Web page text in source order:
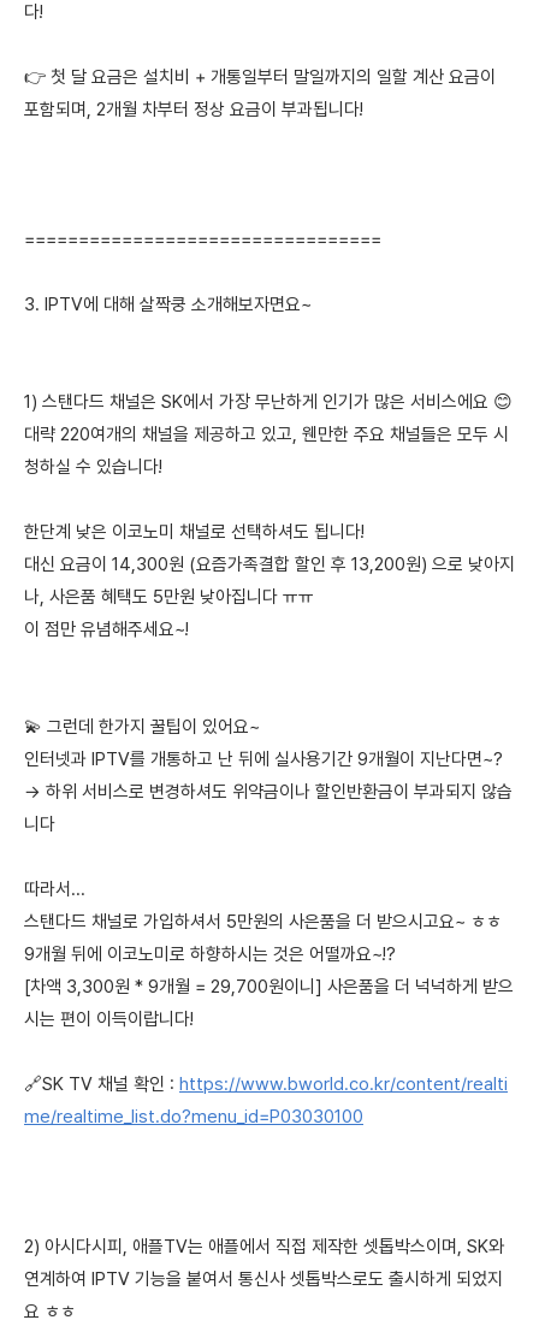
다!
👉 첫 달 요금은 설치비 + 개통일부터 말일까지의 일할 계산 요금이
포함되며, 2개월 차부터 정상 요금이 부과됩니다!
=================================
3. IPTV에 대해 살짝쿵 소개해보자면요~
1) 스탠다드 채널은 SK에서 가장 무난하게 인기가 많은 서비스에요 😊
대략 220여개의 채널을 제공하고 있고, 웬만한 주요 채널들은 모두 시
청하실 수 있습니다!
한단계 낮은 이코노미 채널로 선택하셔도 됩니다!
대신 요금이 14,300원 (요즘가족결합 할인 후 13,200원) 으로 낮아지
나, 사은품 혜택도 5만원 낮아집니다 ㅠㅠ
이 점만 유념해주세요~!
💫 그런데 한가지 꿀팁이 있어요~
인터넷과 IPTV를 개통하고 난 뒤에 실사용기간 9개월이 지난다면~?
→ 하위 서비스로 변경하셔도 위약금이나 할인반환금이 부과되지 않습
니다
따라서...
스탠다드 채널로 가입하셔서 5만원의 사은품을 더 받으시고요~ ㅎㅎ
9개월 뒤에 이코노미로 하향하시는 것은 어떨까요~!?
[차액 3,300원 * 9개월 = 29,700원이니] 사은품을 더 넉넉하게 받으
시는 편이 이득이랍니다!
🔗SK TV 채널 확인 : https://www.bworld.co.kr/content/realti
me/realtime_list.do?menu_id=P03030100
2) 아시다시피, 애플TV는 애플에서 직접 제작한 셋톱박스이며, SK와
연계하여 IPTV 기능을 붙여서 통신사 셋톱박스로도 출시하게 되었지
요 ㅎㅎ